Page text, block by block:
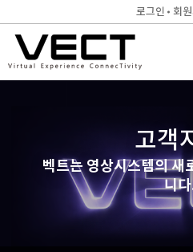
로그인 회
고객
벡트는 영상시스템의 새
니